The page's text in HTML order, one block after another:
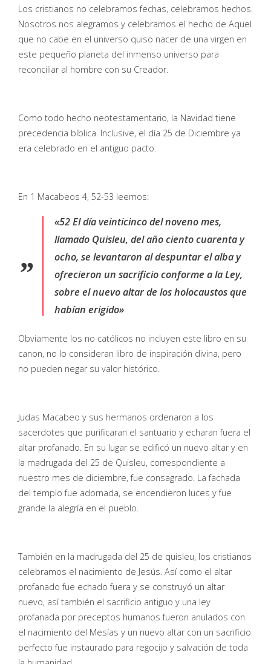
Los cristianos no celebramos fechas, celebramos hechos.
Nosotros nos alegramos y celebramos el hecho de Aquel
que no cabe en el universo quiso nacer de una virgen en
este pequeño planeta del inmenso universo para
reconciliar al hombre con su Creador.
Como todo hecho neotestamentario, la Navidad tiene
precedencia bíblica. Inclusive, el día 25 de Diciembre ya
era celebrado en el antiguo pacto.
En 1 Macabeos 4, 52-53 leemos:
«52 El día veinticinco del noveno mes,
llamado Quisleu, del año ciento cuarenta y
ocho, se levantaron al despuntar el alba y
ofrecieron un sacrificio conforme a la Ley,
sobre el nuevo altar de los holocaustos que
habían erigido»
Obviamente los no católicos no incluyen este libro en su
canon, no lo consideran libro de inspiración divina, pero
no pueden negar su valor histórico.
Judas Macabeo y sus hermanos ordenaron a los
sacerdotes que purificaran el santuario y echaran fuera el
altar profanado. En su lugar se edificó un nuevo altar y en
la madrugada del 25 de Quisleu, correspondiente a
nuestro mes de diciembre, fue consagrado. La fachada
del templo fue adornada, se encendieron luces y fue
grande la alegría en el pueblo.
También en la madrugada del 25 de quisleu, los cristianos
celebramos el nacimiento de Jesús. Así como el altar
profanado fue echado fuera y se construyó un altar
nuevo, así también el sacrificio antiguo y una ley
profanada por preceptos humanos fueron anulados con
el nacimiento del Mesías y un nuevo altar con un sacrificio
perfecto fue instaurado para regocijo y salvación de toda